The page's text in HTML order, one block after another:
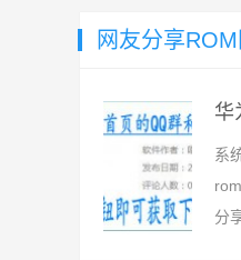
网友分享
华
系
分